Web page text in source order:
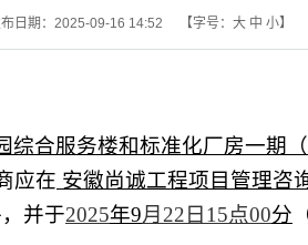
日期：2025-09-16 14:52 【字号： 大 中 小】
综合服务楼和标准化厂房一期
应在 安徽尚诚工程项目管理咨
并于2025年9月 22 日 15点00分